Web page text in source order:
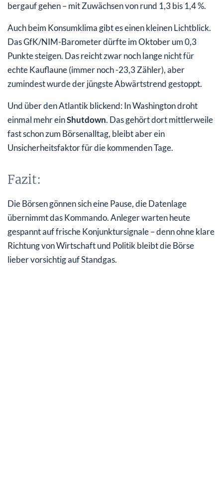
bergauf gehen – mit Zuwächsen von rund 1,3 bis 1,4 %.
Auch beim Konsumklima gibt es einen kleinen Lichtblick.
Das GfK/NIM-Barometer dürfte im Oktober um 0,3
Punkte steigen. Das reicht zwar noch lange nicht für
echte Kauflaune (immer noch -23,3 Zähler), aber
zumindest wurde der jüngste Abwärtstrend gestoppt.
Und über den Atlantik blickend: In Washington droht
einmal mehr einShutdown. Das gehört dort mittlerweile
fast schon zum Börsenalltag, bleibt aber ein
Unsicherheitsfaktor für die kommenden Tage.
Fazit:
Die Börsen gönnen sich eine Pause, die Datenlage
übernimmt das Kommando. Anleger warten heute
gespannt auf frische Konjunktursignale – denn ohne klare
Richtung von Wirtschaft und Politik bleibt die Börse
lieber vorsichtig auf Standgas.